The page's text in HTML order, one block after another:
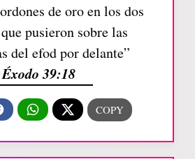
de oro en los dos
pusieron sobre las
del efod por delante”
Éxodo 39:18